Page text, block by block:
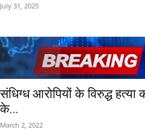
July 31, 2025
संधिग्ध आरोपियों के विरुद्ध
के...
March 2, 2022